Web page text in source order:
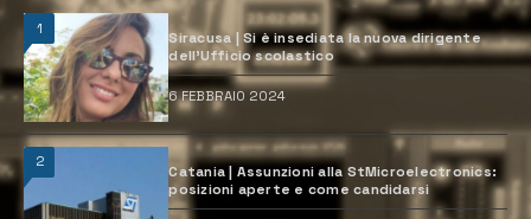
1
Siracusa | Si è insediata la nuova dirigente
dell’Ufficio scolastico
6 FEBBRAIO 2024
2
Catania | Assunzioni alla StMicroelectronics:
posizioni aperte e come candidarsi